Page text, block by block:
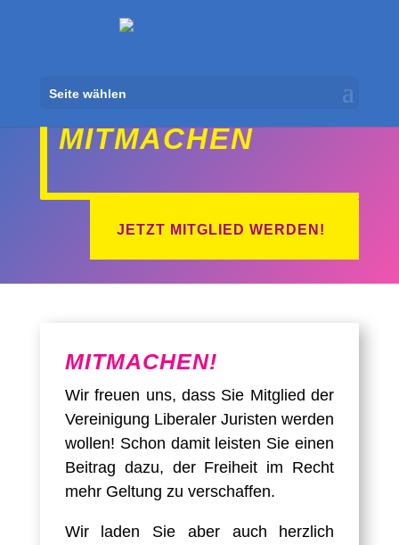
Seite wählen
VEREINIGUNG LIBERALER JURISTEN
MITMACHEN
JETZT MITGLIED WERDEN!
MITMACHEN!
Wir freuen uns, dass Sie Mitglied der
Vereinigung Liberaler Juristen werden
wollen! Schon damit leisten Sie einen
Beitrag dazu, der Freiheit im Recht
mehr Geltung zu verschaffen.
Wir laden Sie aber auch herzlich